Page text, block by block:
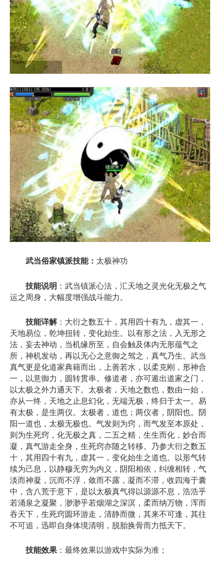
武当俗家镇派技能： 太极神功
技能说明 ：武当镇派心法，汇天地之灵光化无极之气
运之周身，大幅度增强战斗能力。
技能详解：大衍之数五十，其用四十有九，虚其一，
天地易位，乾坤扭转，变化始生。以有形之法，入无形之
法，妄去神动，当机缘所至，自会触及体内无形蕴气之
所，神机发动，再以无心之意御之驾之，真气乃生。武当
真气更是化道家典籍而出，上善若水，以柔克刚，形神合
一，以意御力，圆转贯串。修道者，亦可遁出道家之门，
以太极之外力通天下。太极者，天地之数也，数由一始，
亦从一终，天地之止息幻化，无端无极，终归于太一。易
有太极，是生两仪。太极者，道也；两仪者，阴阳也。阴
阳一道也，太极无极也。气发则为窍，而气发至本原处，
则为生死窍，化无极之真，二五之精，生生而化，妙合而
凝，真气游走全身，生死窍亦随之转移。乃参大衍之数五
十，其用四十有九，虚其一，变化始生之道也。以形气转
续为己息，以静穆无穷为内义，阴阳相依，纠缠相转，气
淡而神凝，沉而不浮，敛而不露，凝而不滞，收四海于囊
中，含八荒于意下，是以太极真气得以源源不息，浩浩乎
若涌泉之凝聚，渺渺乎若烟湖之深溟，柔而纳万物，浑而
吞天下，生死窍圆环游走，清静而微，其来不可逢，其往
不可追，迅即自身体境清明，脱胎换骨而力抵天下。
技能效果 ：最终效果以游戏中实际为准；